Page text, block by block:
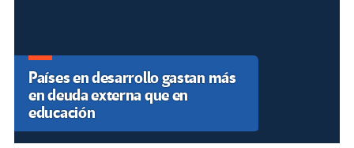
Países en desarrollo gastan más
en deuda externa que en
educación